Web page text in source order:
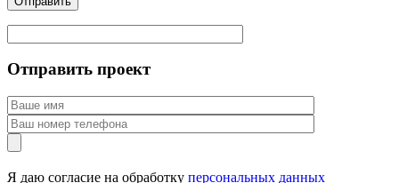
Отправить проект
Я даю согласие на обработку персональных данных